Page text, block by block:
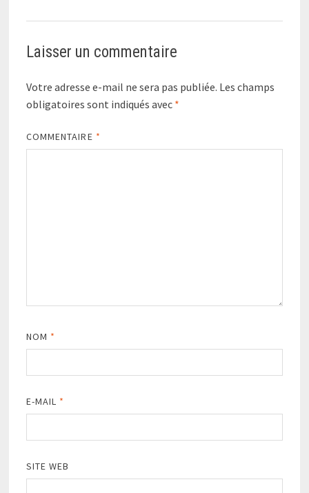
Laisser un commentaire
Votre adresse e-mail ne sera pas publiée. Les champs
obligatoires sont indiqués avec *
COMMENTAIRE *
NOM *
E-MAIL *
SITE WEB